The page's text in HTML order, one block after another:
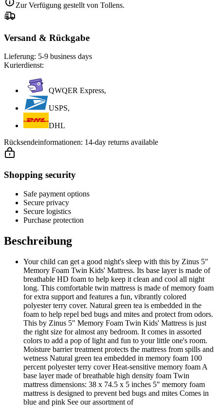
Zur Verfügung gestellt von Tollens.
Versand & Rückgabe
Lieferung: 5-9 business days
Kurierdienst:
QWQER Express,
USPS,
DHL
Rücksendeinformationen: 14-day returns available
Shopping security
Safe payment options
Secure privacy
Secure logistics
Purchase protection
Beschreibung
Your child can get a good night's sleep with this by Zinus 5"
Memory Foam Twin Kids' Mattress. Its base layer is made of
breathable HD foam to help keep it clean and cool all night
long. This comfortable twin mattress is made of memory foam
for extra support and features a fun, vibrantly colored
polyester terry cover. Natural green tea is embedded in the
foam to help repel bed bugs and mites and protect from odors.
This by Zinus 5" Memory Foam Twin Kids' Mattress is just
the right size for almost any bedroom. It comes in assorted
colors to add a pop of light and fun to your little one's room.
Moisture barrier treatment protects the mattress from spills and
wetness Natural green tea embedded in memory foam 100
percent polyester terry cover Heat-sensitive memory foam A
base layer made of breathable high density foam Twin
mattress dimensions: 38 x 74.5 x 5 inches 5" memory foam
mattress is designed to prevent bed bugs and mites Comes in
blue and pink See our assortment of